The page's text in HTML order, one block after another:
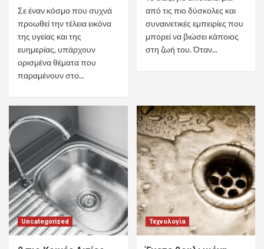
Σε έναν κόσμο που συχνά
προωθεί την τέλεια εικόνα
της υγείας και της
ευημερίας, υπάρχουν
ορισμένα θέματα που
παραμένουν στο...
από τις πιο δύσκολες και
συναινετικές εμπειρίες που
μπορεί να βιώσει κάποιος
στη ζωή του. Όταν...
Uncategorized Τεχνολογία